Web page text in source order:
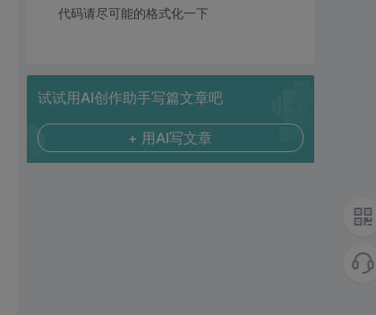
代码请尽可能的格式化一下
试试用AI创作助手写篇文章吧
+ 用AI写文章